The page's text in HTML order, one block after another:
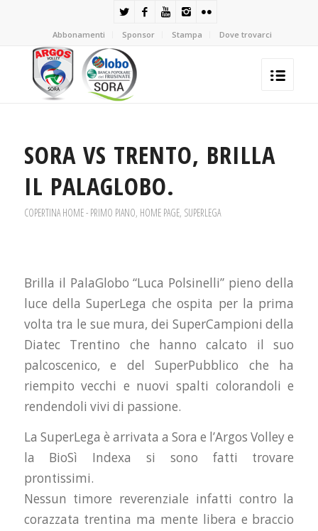
Abbonamenti Sponsor Stampa Dove trovarci
SORA VS TRENTO, BRILLA
IL PALAGLOBO.
COPERTINA HOME - PRIMO PIANO, HOME PAGE, SUPERLEGA
Brilla il PalaGlobo “Luca Polsinelli” pieno della
luce della SuperLega che ospita per la prima
volta tra le sue mura, dei SuperCampioni della
Diatec Trentino che hanno calcato il suo
palcoscenico, e del SuperPubblico che ha
riempito vecchi e nuovi spalti colorandoli e
rendendoli vivi di passione.
La SuperLega è arrivata a Sora e l’Argos Volley e
la BioSì Indexa si sono fatti trovare
prontissimi.
Nessun timore reverenziale infatti contro la
corazzata trentina ma mente libera e braccio